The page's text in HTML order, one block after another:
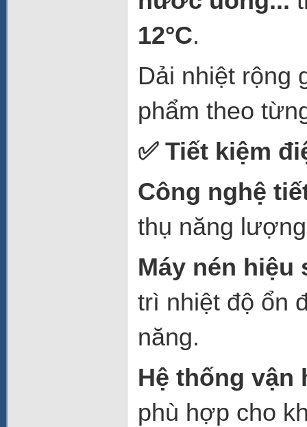
12°C.
Dải nhiệt rộng
phẩm theo
✅Tiết kiệm
Công nghệ
thụ năng
Máy nén hiệu
trì nhiệt độ ổn
năng.
Hệ thống vận
phù hợp cho